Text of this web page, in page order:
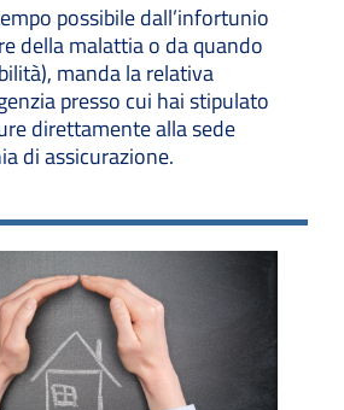
possibile dall’infortunio
della malattia o da quando
manda la relativa
presso cui hai stipulato
direttamente alla sede
di assicurazione.